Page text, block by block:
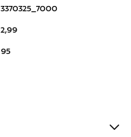
3370325_7000
2,99
95